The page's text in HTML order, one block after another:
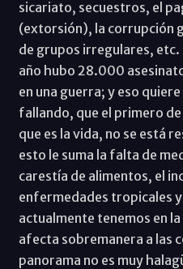
sicariato, secuestros, el
(extorsión), la corrupción
de grupos irregulares, etc.
año hubo 28.000
en una guerra; y eso
fallando, que el primero
que es la vida, no se está
esto le suma la falta de
carestía de alimentos, el
enfermedades tropicales
actualmente tenemos en
afecta sobremanera a las
panorama no es muy